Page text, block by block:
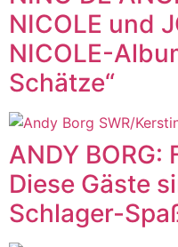
NICOLE und
NICOLE-
Schätze“
ANDY BORG:
Diese Gäste
Schlager-